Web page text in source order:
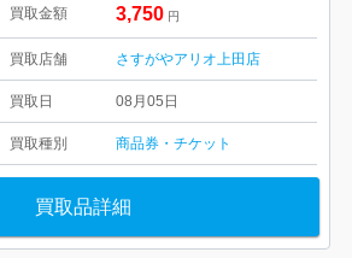
買取金額 3,750 円
買取店舗 さすがやアリオ上田店
買取日 08月05日
買取種別 商品券・チケット
買取品詳細